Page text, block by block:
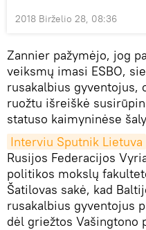
2018 Birželio 28, 08:36
Zannier pažymėjo, jog
veiksmų imasi ESBO,
rusakalbius gyventojus,
ruožtu išreiškė
statuso kaimyninėse
Interviu Sputnik Lietuva
Rusijos Federacijos
politikos mokslų
Šatilovas sakė, kad
rusakalbius gyventojus
dėl griežtos Vašingtono